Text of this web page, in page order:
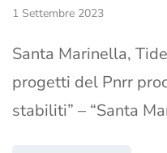
1 Settembre 2023
Santa Marinella,
progetti del Pnrr
stabiliti” – “Santa